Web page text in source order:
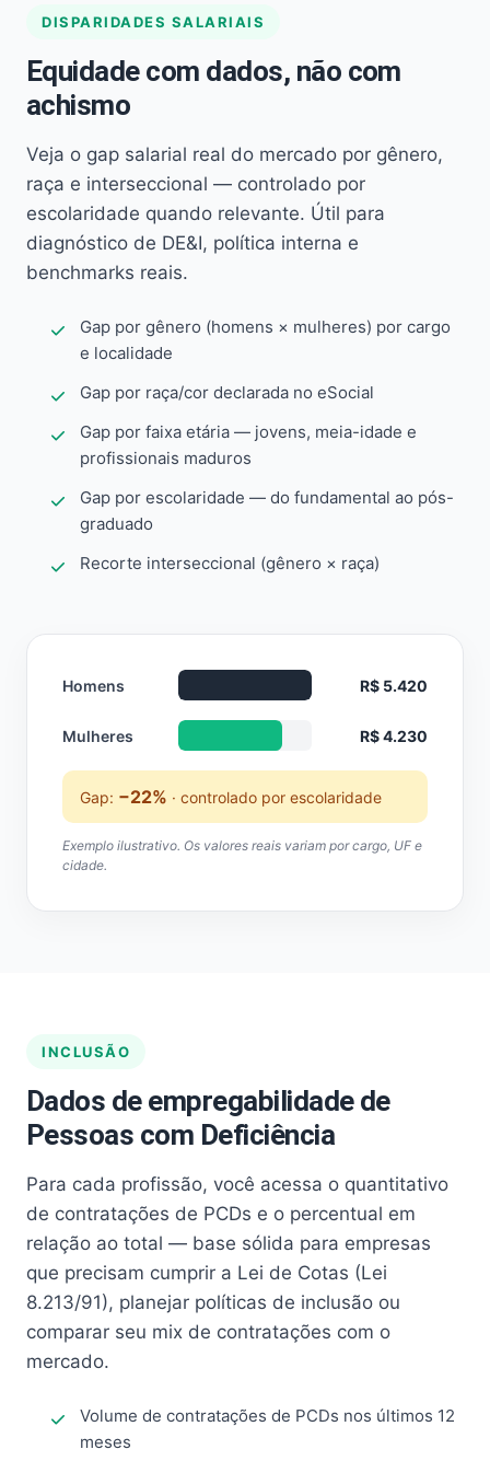
DISPARIDADES SALARIAIS
Equidade com dados, não com
achismo
Veja o gap salarial real do mercado por gênero,
raça e interseccional — controlado por
escolaridade quando relevante. Útil para
diagnóstico de DE&I, política interna e
benchmarks reais.
Gap por gênero (homens × mulheres) por cargo
e localidade
Gap por raça/cor declarada no eSocial
Gap por faixa etária — jovens, meia-idade e
profissionais maduros
Gap por escolaridade — do fundamental ao pós-
graduado
Recorte interseccional (gênero × raça)
Homens R$ 5.420
Mulheres R$ 4.230
Gap: −22% · controlado por escolaridade
Exemplo ilustrativo. Os valores reais variam por cargo, UF e
cidade.
INCLUSÃO
Dados de empregabilidade de
Pessoas com Deficiência
Para cada profissão, você acessa o quantitativo
de contratações de PCDs e o percentual em
relação ao total — base sólida para empresas
que precisam cumprir a Lei de Cotas (Lei
8.213/91), planejar políticas de inclusão ou
comparar seu mix de contratações com o
mercado.
Volume de contratações de PCDs nos últimos 12
meses